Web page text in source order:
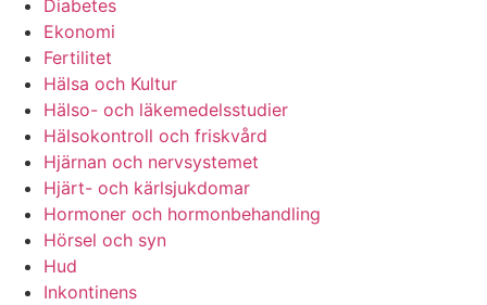
Diabetes
Ekonomi
Fertilitet
Hälsa och Kultur
Hälso- och läkemedelsstudier
Hälsokontroll och friskvård
Hjärnan och nervsystemet
Hjärt- och kärlsjukdomar
Hormoner och hormonbehandling
Hörsel och syn
Hud
Inkontinens